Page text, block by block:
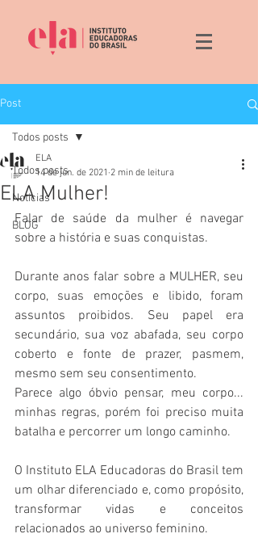
Post
Todos posts
Noticias
BLOG
Todos posts
ELA Mulher!
ELA
14 de jun. de 2021 2 min de leitura
Falar de saúde da mulher é navegar
sobre a história e suas conquistas.
Durante anos falar sobre a MULHER, seu
corpo, suas emoções e libido, foram
assuntos proibidos. Seu papel era
secundário, sua voz abafada, seu corpo
coberto e fonte de prazer, pasmem,
mesmo sem seu consentimento.
Parece algo óbvio pensar, meu corpo...
minhas regras, porém foi preciso muita
batalha e percorrer um longo caminho.
O Instituto ELA Educadoras do Brasil tem
um olhar diferenciado e, como propósito,
transformar vidas e conceitos
relacionados ao universo feminino.